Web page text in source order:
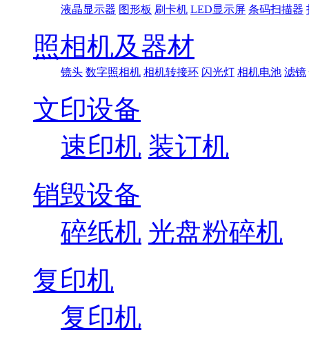
液晶显示器 图形板 刷卡机 LED显示屏 条码扫描器
照相机及器材
镜头 数字照相机 相机转接环 闪光灯 相机电池 滤镜
文印设备
速印机 装订机
销毁设备
碎纸机 光盘粉碎机
复印机
复印机